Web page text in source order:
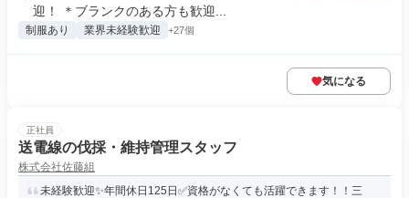
迎！ ＊ブランクのある方も歓迎...
制服あり 業界未経験歓迎 +27個
気になる
正社員
送電線の伐採・維持管理スタッフ
株式会社佐藤組
未経験歓迎✨年間休日125日✅資格がなくても活躍できます！！三